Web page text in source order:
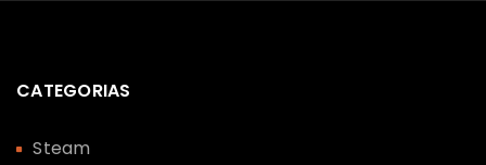
CATEGORIAS
Steam